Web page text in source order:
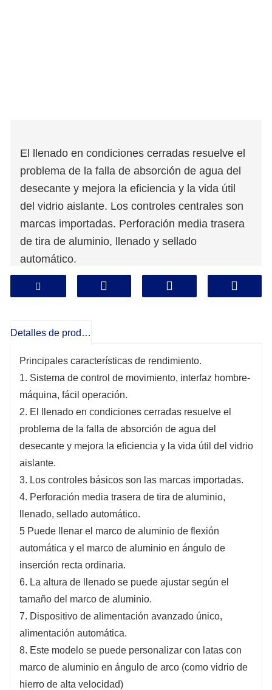
El llenado en condiciones cerradas resuelve el
problema de la falla de absorción de agua del
desecante y mejora la eficiencia y la vida útil
del vidrio aislante. Los controles centrales son
marcas importadas. Perforación media trasera
de tira de aluminio, llenado y sellado
automático.
Puede llenar el marco de aluminio de doblado
automático y el marco de aluminio en ángulo de
Detalles de producto
Principales características de rendimiento.
1. Sistema de control de movimiento, interfaz hombre-
máquina, fácil operación.
2. El llenado en condiciones cerradas resuelve el
problema de la falla de absorción de agua del
desecante y mejora la eficiencia y la vida útil del vidrio
aislante.
3. Los controles básicos son las marcas importadas.
4. Perforación media trasera de tira de aluminio,
llenado, sellado automático.
5 Puede llenar el marco de aluminio de flexión
automática y el marco de aluminio en ángulo de
inserción recta ordinaria.
6. La altura de llenado se puede ajustar según el
tamaño del marco de aluminio.
7. Dispositivo de alimentación avanzado único,
alimentación automática.
8. Este modelo se puede personalizar con latas con
marco de aluminio en ángulo de arco (como vidrio de
hierro de alta velocidad)